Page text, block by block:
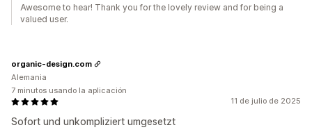
Awesome to hear! Thank you for the lovely review and for being a
valued user.
11 de julio de 2025
Sofort und unkompliziert umgesetzt
organic-design.com
Alemania
7 minutos usando la aplicación